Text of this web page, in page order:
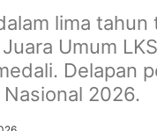
lima
Umum
Delapan
2026.